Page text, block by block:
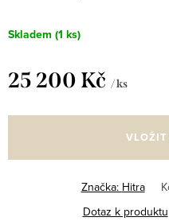
Skladem (1 ks)
25 200 Kč / ks
cena:
VLOŽIT
Značka: Hitra
Dotaz k produktu